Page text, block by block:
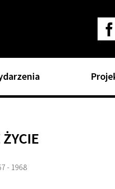
- 1968